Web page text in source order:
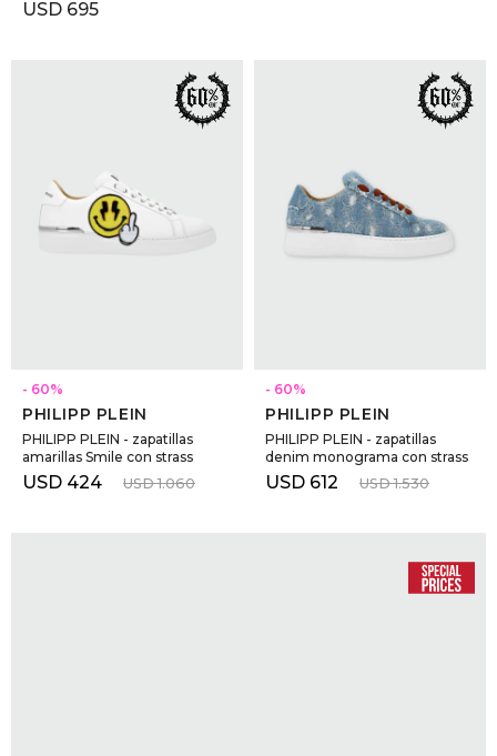
USD 695
60
PHILIPP PLEIN
PHILIPP PLEIN - zapatillas
amarillas Smile con strass
USD 424 USD 1.060
60
PHILIPP PLEIN
PHILIPP PLEIN - zapatillas
denim monograma con strass
USD 612 USD 1.530